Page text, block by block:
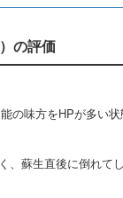
の評価
の味方をHPが多い
、蘇生直後に倒れて